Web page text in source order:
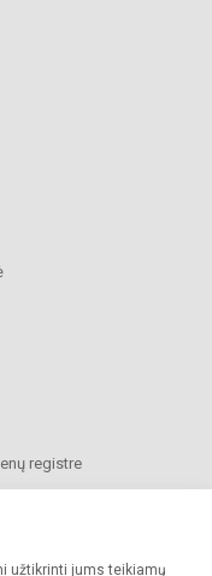
užtikrinti jums teikiamų
registre
teisės saugomos.